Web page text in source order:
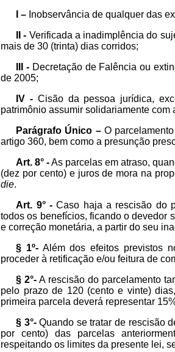
I – Inobservância de qualquer das
II - Verificada a inadimplência do
mais de 30 (trinta) dias corridos;
III -Decretação de Falência ou
de 2005;
IV - Cisão da pessoa jurídica,
patrimônio assumir solidariamente
Parágrafo Único –O
artigo 360, bem como a presunção
Art. 8° -As parcelas em atraso,
(dez por cento) e juros de mora na
die.
Art. 9° -Caso haja a rescisão do
todos os benefícios, ficando o devedor
e correção monetária, a partir do seu
§ 1º-Além dos efeitos previstos
proceder à retificação e/ou feitura de
§ 2°- A rescisão do parcelamento
pelo prazo de 120 (cento e vinte)
primeira parcela deverá representar
§ 3°-Quando se tratar de rescisão
por cento) das parcelas
respeitando os limites da presente lei,